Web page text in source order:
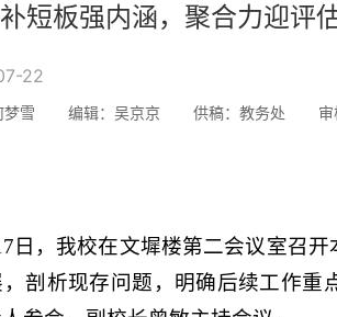
补短板强内涵，聚合力迎
22
梦雪 编辑：吴京京 供稿：教务处
日，我校在文墀楼第二会议室召
剖析现存问题，明确后续工作重